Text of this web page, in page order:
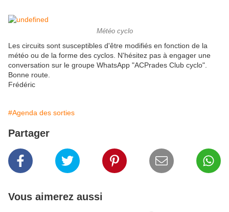
Météo cyclo
Les circuits sont susceptibles d'être modifiés en fonction de la
météo ou de la forme des cyclos. N'hésitez pas à engager une
conversation sur le groupe WhatsApp "ACPrades Club cyclo".
Bonne route.
Frédéric
#Agenda des sorties
Partager
Vous aimerez aussi